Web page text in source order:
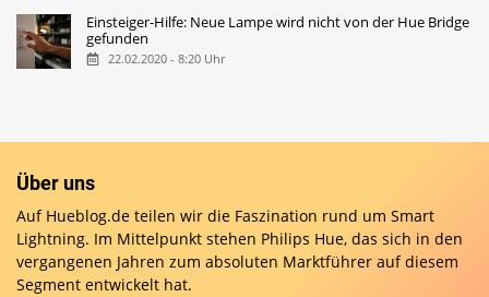
Einsteiger-Hilfe: Neue Lampe wird nicht von der Hue Bridge
gefunden
22.02.2020 - 8:20 Uhr
Über uns
Auf Hueblog.de teilen wir die Faszination rund um Smart
Lightning. Im Mittelpunkt stehen Philips Hue, das sich in den
vergangenen Jahren zum absoluten Marktführer auf diesem
Segment entwickelt hat.